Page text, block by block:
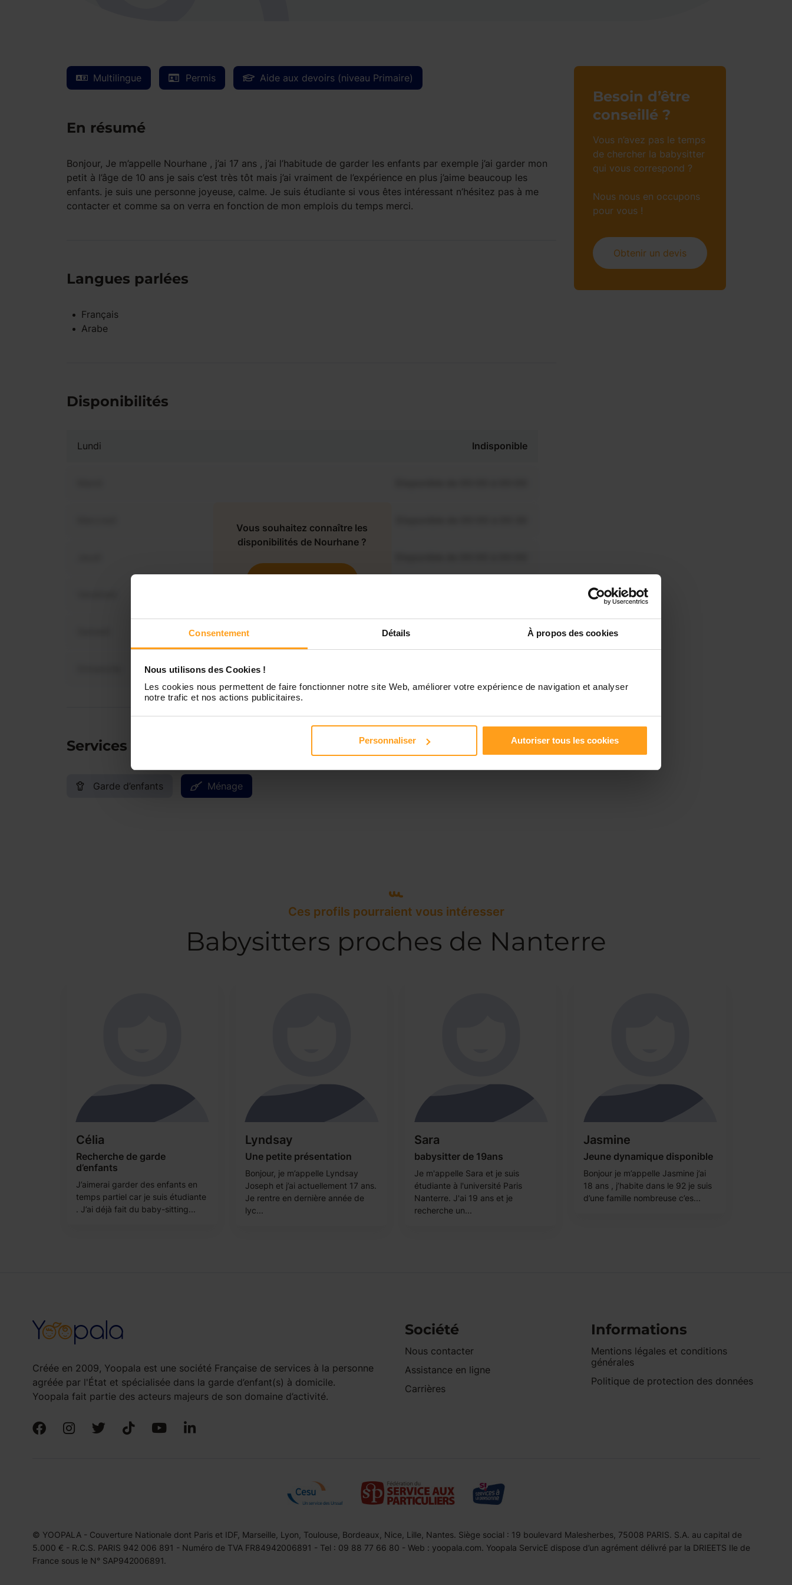
Consentement Détails À propos des cookies
Nous utilisons des Cookies !
Les cookies nous permettent de faire fonctionner notre site Web, améliorer votre expérience de navigation et analyser
notre trafic et nos actions publicitaires.
Personnaliser Autoriser tous les cookies
Multilingue Permis Aide aux devoirs (niveau Primaire)
En résumé
Bonjour, Je m’appelle Nourhane , j’ai 17 ans , j’ai l’habitude de garder les enfants par exemple j’ai garder mon
petit à l’âge de 10 ans je sais c’est très tôt mais j’ai vraiment de l’expérience en plus j’aime beaucoup les
enfants. je suis une personne joyeuse, calme. Je suis étudiante si vous êtes intéressant n’hésitez pas à me
contacter et comme sa on verra en fonction de mon emplois du temps merci.
Langues parlées
Français
Arabe
Disponibilités
Lundi Indisponible
Disponible de 00:00 à 00:00
Vous souhaitez connaître les
disponibilités de Nourhane ?
Services proposés
Garde d’enfants Ménage
Besoin d’être
conseillé ?
Vous n’avez pas le temps
de chercher la babysitter
qui vous correspond ?
Nous nous en occupons
pour vous !
Obtenir un devis
Ces profils pourraient vous intéresser
Babysitters proches de Nanterre
Célia
Recherche de garde
d’enfants
J’aimerai garder des enfants en
temps partiel car je suis étudiante
. J’ai déjà fait du baby-sitting...
Lyndsay
Une petite présentation
Bonjour, je m’appelle Lyndsay
Joseph et j’ai actuellement 17 ans.
Je rentre en dernière année de
lyc...
Sara
babysitter de 19ans
Je m'appelle Sara et je suis
étudiante à l'université Paris
Nanterre. J'ai 19 ans et je
recherche un...
Jasmine
Jeune dynamique disponible
Bonjour je m’appelle Jasmine j’ai
18 ans , j’habite dans le 92 je suis
d’une famille nombreuse c’es...
Créée en 2009, Yoopala est une société Française de services à la personne
agréée par l'État et spécialisée dans la garde d’enfant(s) à domicile.
Yoopala fait partie des acteurs majeurs de son domaine d’activité.
Société
Nous contacter
Assistance en ligne
Carrières
Informations
Mentions légales et conditions
générales
Politique de protection des données
© YOOPALA - Couverture Nationale dont Paris et IDF, Marseille, Lyon, Toulouse, Bordeaux, Nice, Lille, Nantes. Siège social : 19 boulevard Malesherbes, 75008 PARIS. S.A. au capital de
5.000 € - R.C.S. PARIS 942 006 891 - Numéro de TVA FR84942006891 - Tel : 09 88 77 66 80 - Web : yoopala.com. Yoopala ServicE dispose d’un agrément délivré par la DRIEETS Ile de
France sous le N° SAP942006891.